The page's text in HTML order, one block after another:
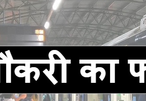
में स्टारलिंक की लैंडिंग में
डेटा सिक्योरिटी और
की कीमत पर फंसा पेंच,
अपडेट